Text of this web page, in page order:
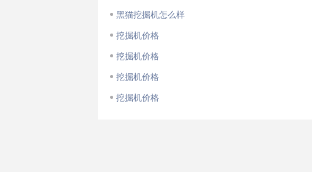
黑猫挖掘机怎么样
挖掘机价格
挖掘机价格
挖掘机价格
挖掘机价格